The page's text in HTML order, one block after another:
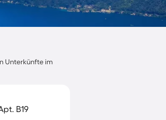
Unterkünfte im
B19